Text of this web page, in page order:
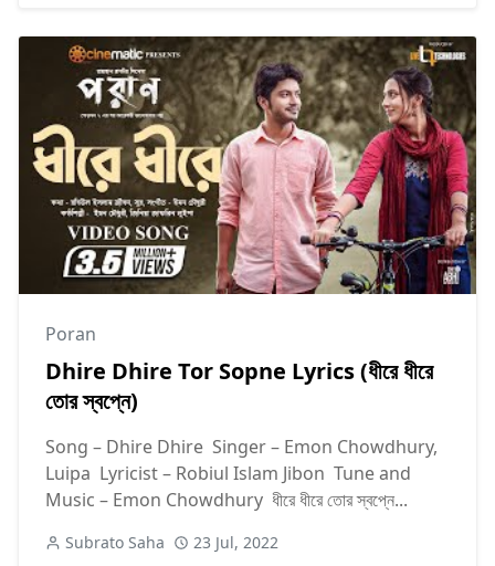
Poran
Dhire Dhire Tor Sopne Lyrics (ধীরে ধীরে
তোর স্বপ্নে)
Song – Dhire Dhire Singer – Emon Chowdhury,
Luipa Lyricist – Robiul Islam Jibon Tune and
Music – Emon Chowdhury ধীরে ধীরে তোর স্বপ্নে...
Subrato Saha 23 Jul, 2022